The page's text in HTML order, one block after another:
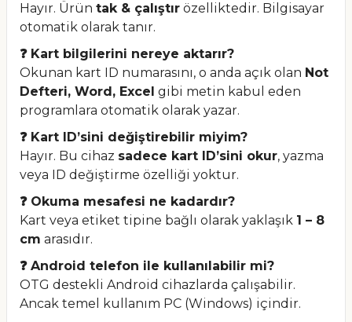
Hayır. Ürün tak & çalıştır özelliktedir. Bilgisayar
otomatik olarak tanır.
❓ Kart bilgilerini nereye aktarır?
Okunan kart ID numarasını, o anda açık olan Not
Defteri, Word, Excel gibi metin kabul eden
programlara otomatik olarak yazar.
❓ Kart ID’sini değiştirebilir miyim?
Hayır. Bu cihaz sadece kart ID’sini okur, yazma
veya ID değiştirme özelliği yoktur.
❓ Okuma mesafesi ne kadardır?
Kart veya etiket tipine bağlı olarak yaklaşık 1 – 8
cm arasıdır.
❓ Android telefon ile kullanılabilir mi?
OTG destekli Android cihazlarda çalışabilir.
Ancak temel kullanım PC (Windows) içindir.